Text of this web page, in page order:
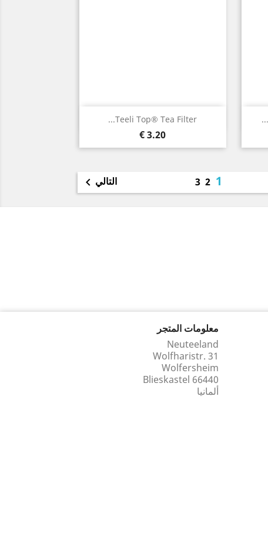
Teeli Top® Tea Filter...
3.20 €
نظرة سريعة
1
2
3 التالي 
معلومات المتجر
Neuteeland
Wolfharistr. 31
Wolfersheim
66440 Blieskastel
ألمانيا